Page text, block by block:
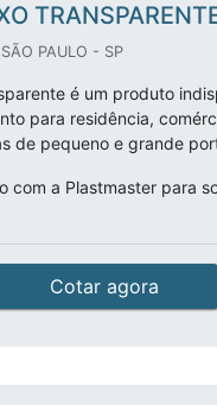
PAULO - SP
é um produto
para residência,
de pequeno e grande
com a Plastmaster para
Cotar agora